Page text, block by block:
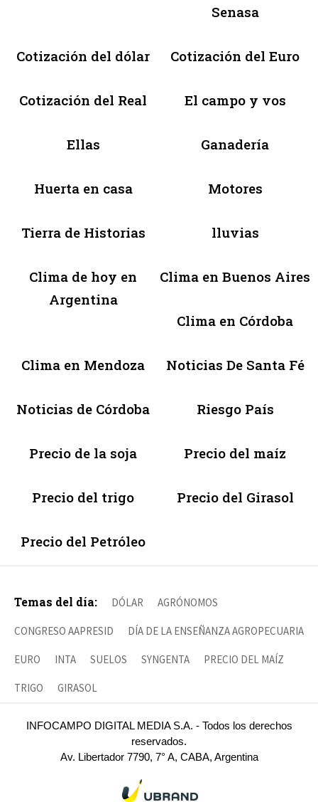
Senasa
Cotización del dólar Cotización del Euro
Cotización del Real El campo y vos
Ellas Ganadería
Huerta en casa Motores
Tierra de Historias lluvias
Clima de hoy en
Argentina
Clima en Buenos Aires
Clima en Córdoba
Clima en Mendoza Noticias De Santa Fé
Noticias de Córdoba Riesgo País
Precio de la soja Precio del maíz
Precio del trigo Precio del Girasol
Precio del Petróleo
Temas del día: DÓLAR AGRÓNOMOS
CONGRESO AAPRESID DÍA DE LA ENSEÑANZA AGROPECUARIA
EURO INTA SUELOS SYNGENTA PRECIO DEL MAÍZ
TRIGO GIRASOL
INFOCAMPO DIGITAL MEDIA S.A. - Todos los derechos
reservados.
Av. Libertador 7790, 7° A, CABA, Argentina